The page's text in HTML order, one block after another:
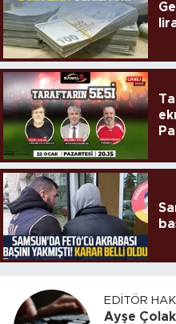
EDITÖR
Ayşe Çolak